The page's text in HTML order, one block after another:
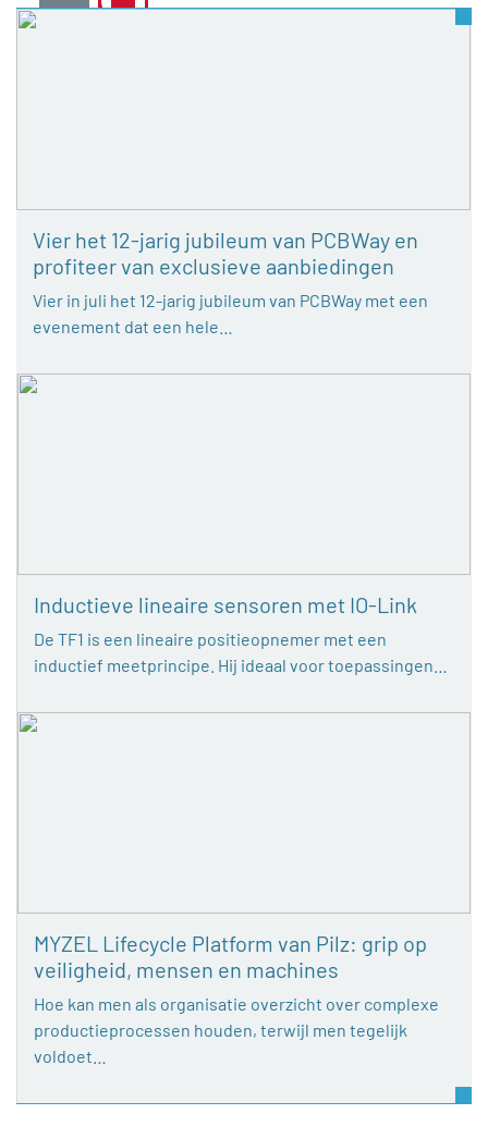
Vier het 12-jarig jubileum van PCBWay en
profiteer van exclusieve aanbiedingen
Vier in juli het 12-jarig jubileum van PCBWay met een
evenement dat een hele…
Inductieve lineaire sensoren met IO-Link
De TF1 is een lineaire positieopnemer met een
inductief meetprincipe. Hij ideaal voor toepassingen…
MYZEL Lifecycle Platform van Pilz: grip op
veiligheid, mensen en machines
Hoe kan men als organisatie overzicht over complexe
productieprocessen houden, terwijl men tegelijk
voldoet…